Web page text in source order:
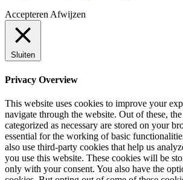
Accepteren Afwijzen
Sluiten
Privacy Overview
This website uses cookies to improve your
navigate through the website. Out of these,
categorized as necessary are stored on your
essential for the working of basic
also use third-party cookies that help us
you use this website. These cookies will be
only with your consent. You also have the